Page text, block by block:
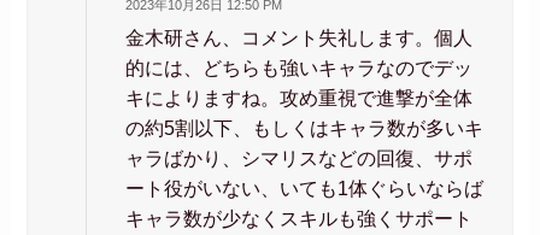
2023年10月26日 12:50 PM
金木研さん、コメント失礼します。個人
的には、どちらも強いキャラなのでデッ
キによりますね。攻め重視で進撃が全体
の約5割以下、もしくはキャラ数が多いキ
ャラばかり、シマリスなどの回復、サポ
ート役がいない、いても1体ぐらいならば
キャラ数が少なくスキルも強くサポート